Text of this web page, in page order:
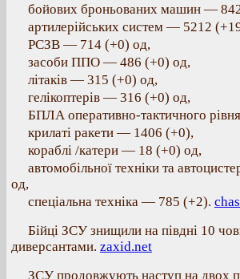
бойових броньованих машин —
артилерійських систем — 5212
РСЗВ — 714 (+0) од,
засоби ППО — 486 (+0) од,
літаків — 315 (+0) од,
гелікоптерів — 316 (+0) од,
БПЛА оперативно-тактичного
крилаті ракети — 1406 (+0),
кораблі /катери — 18 (+0) од,
автомобільної техніки та
од,
спеціальна техніка — 785 (+2).
Бійці ЗСУ знищили на півдні 10
диверсантами. zaxid.net
ЗСУ продовжують наступ на двох